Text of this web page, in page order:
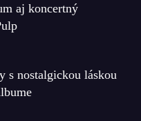
aj koncertný
s nostalgickou láskou